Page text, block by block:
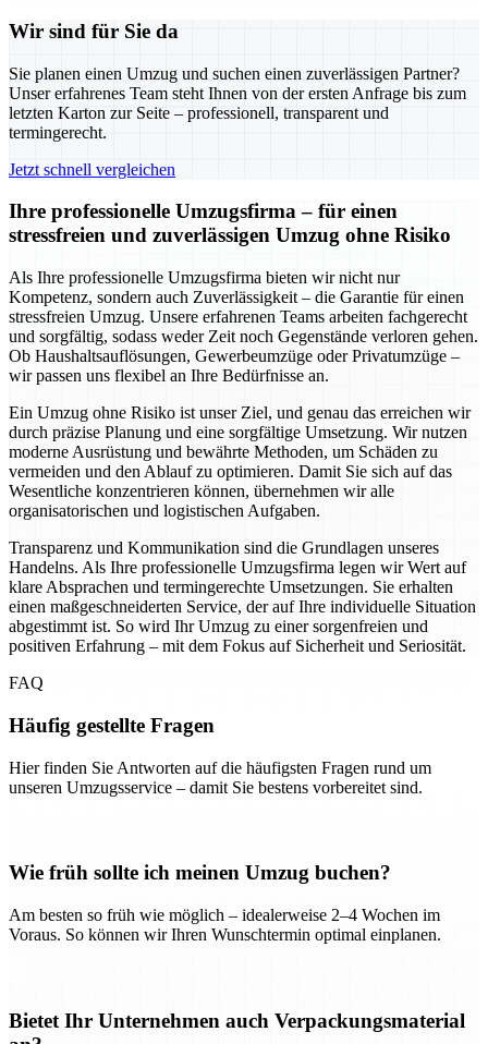
Wir sind für Sie da
Sie planen einen Umzug und suchen einen zuverlässigen Partner?
Unser erfahrenes Team steht Ihnen von der ersten Anfrage bis zum
letzten Karton zur Seite – professionell, transparent und
termingerecht.
Jetzt schnell vergleichen
Ihre professionelle Umzugsfirma – für einen
stressfreien und zuverlässigen Umzug ohne Risiko
Als Ihre professionelle Umzugsfirma bieten wir nicht nur
Kompetenz, sondern auch Zuverlässigkeit – die Garantie für einen
stressfreien Umzug. Unsere erfahrenen Teams arbeiten fachgerecht
und sorgfältig, sodass weder Zeit noch Gegenstände verloren gehen.
Ob Haushaltsauflösungen, Gewerbeumzüge oder Privatumzüge –
wir passen uns flexibel an Ihre Bedürfnisse an.
Ein Umzug ohne Risiko ist unser Ziel, und genau das erreichen wir
durch präzise Planung und eine sorgfältige Umsetzung. Wir nutzen
moderne Ausrüstung und bewährte Methoden, um Schäden zu
vermeiden und den Ablauf zu optimieren. Damit Sie sich auf das
Wesentliche konzentrieren können, übernehmen wir alle
organisatorischen und logistischen Aufgaben.
Transparenz und Kommunikation sind die Grundlagen unseres
Handelns. Als Ihre professionelle Umzugsfirma legen wir Wert auf
klare Absprachen und termingerechte Umsetzungen. Sie erhalten
einen maßgeschneiderten Service, der auf Ihre individuelle Situation
abgestimmt ist. So wird Ihr Umzug zu einer sorgenfreien und
positiven Erfahrung – mit dem Fokus auf Sicherheit und Seriosität.
FAQ
Häufig gestellte Fragen
Hier finden Sie Antworten auf die häufigsten Fragen rund um
unseren Umzugsservice – damit Sie bestens vorbereitet sind.
Wie früh sollte ich meinen Umzug buchen?
Am besten so früh wie möglich – idealerweise 2–4 Wochen im
Voraus. So können wir Ihren Wunschtermin optimal einplanen.
Bietet Ihr Unternehmen auch Verpackungsmaterial